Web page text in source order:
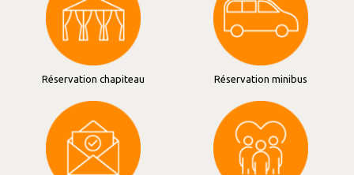
Réservation chapiteau Réservation minibus